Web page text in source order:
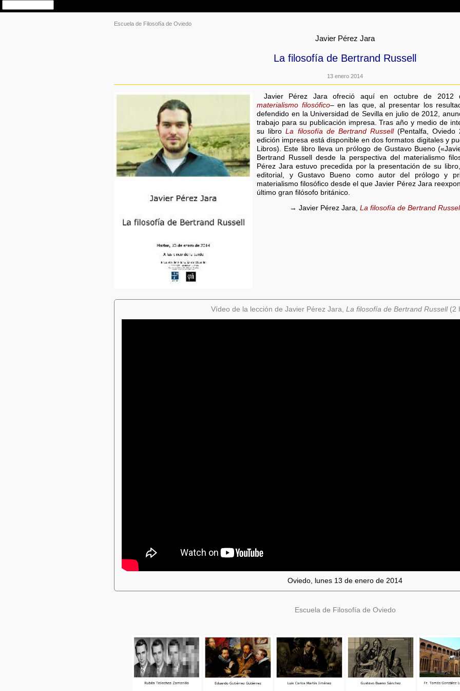
Escuela de Filosofía de Oviedo
Javier Pérez Jara
La filosofía de Bertrand Russell
13 enero 2014
Javier Pérez Jara ofreció aquí en octubre de 2012
materialismo filosófico– en las que, al presentar los
defendido en la Universidad de Sevilla en julio de 2012,
trabajo para su publicación impresa. Tras año y medio de
su libroLa filosofía de Bertrand Russell(Pentalfa, Oviedo
edición impresa está disponible en dos formatos digitales y
Libros). Este libro lleva un prólogo de Gustavo Bueno
Bertrand Russell desde la perspectiva del materialismo
Pérez Jara estuvo precedida por la presentación de su
editorial, y Gustavo Bueno como autor del prólogo y
materialismo filosófico desde el que Javier Pérez Jara
último gran filósofo británico.
→ Javier Pérez Jara,La filosofía de Bertrand
Vídeo de la lección de Javier Pérez Jara, La filosofía de Bertrand Russell(2
Oviedo, lunes 13 de enero de 2014
Escuela de Filosofía de Oviedo